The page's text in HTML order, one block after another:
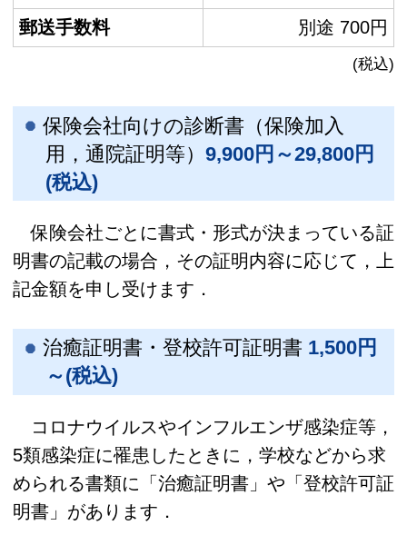
(税込)
郵送手数料 別途 700円
保険会社向けの診断書（保険加入
用，通院証明等）9,900円～29,800円
(税込)
保険会社ごとに書式・形式が決まっている証
明書の記載の場合，その証明内容に応じて，上
記金額を申し受けます．
治癒証明書・登校許可証明書 1,500円
～(税込)
コロナウイルスやインフルエンザ感染症等，
5類感染症に罹患したときに，学校などから求
められる書類に「治癒証明書」や「登校許可証
明書」があります．